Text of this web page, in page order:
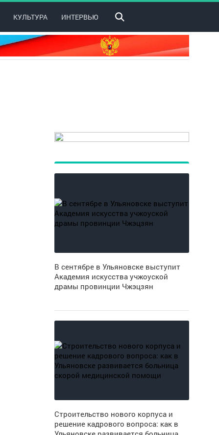
КУЛЬТУРА ИНТЕРВЬЮ
В сентябре в Ульяновске выступит
Академия искусства учжоуской
драмы провинции Чжэцзян
Строительство нового корпуса и
решение кадрового вопроса: как в